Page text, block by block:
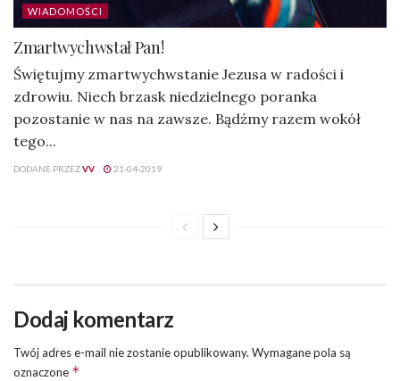
WIADOMOŚCI
Zmartwychwstał Pan!
Świętujmy zmartwychwstanie Jezusa w radości i
zdrowiu. Niech brzask niedzielnego poranka
pozostanie w nas na zawsze. Bądźmy razem wokół
tego...
DODANE PRZEZVV 21-04-2019
Dodaj komentarz
Twój adres e-mail nie zostanie opublikowany. Wymagane pola są
oznaczone *